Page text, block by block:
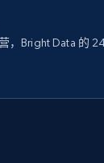
，Bright Data 的